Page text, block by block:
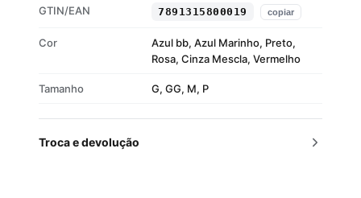
GTIN/EAN 7891315800019 copiar
Cor
Azul bb, Azul Marinho, Preto,
Rosa, Cinza Mescla, Vermelho
Tamanho G, GG, M, P
Troca e devolução